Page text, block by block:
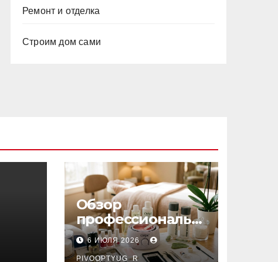
Ремонт и отделка
Строим дом сами
Обзор
профессиональн
ых материалов и
инструментов
6 ИЮЛЯ 2026
PIVOOPTYUG_R